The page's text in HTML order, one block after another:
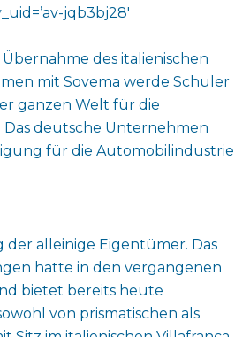
jqb3bj28′
des italienischen
mit Sovema werde Schuler
ganzen Welt für die
deutsche Unternehmen
für die Automobilindustrie
alleinige Eigentümer. Das
hatte in den vergangenen
bietet bereits heute
von prismatischen als